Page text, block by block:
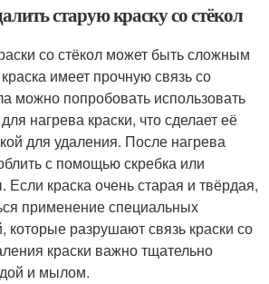
старую краску со стёкол
со стёкол может быть сложным
имеет прочную связь со
можно попробовать использовать
нагрева краски, что сделает её
для удаления. После нагрева
с помощью скребка или
краска очень старая и твёрдая,
применение специальных
которые разрушают связь краски со
краски важно тщательно
и мылом.